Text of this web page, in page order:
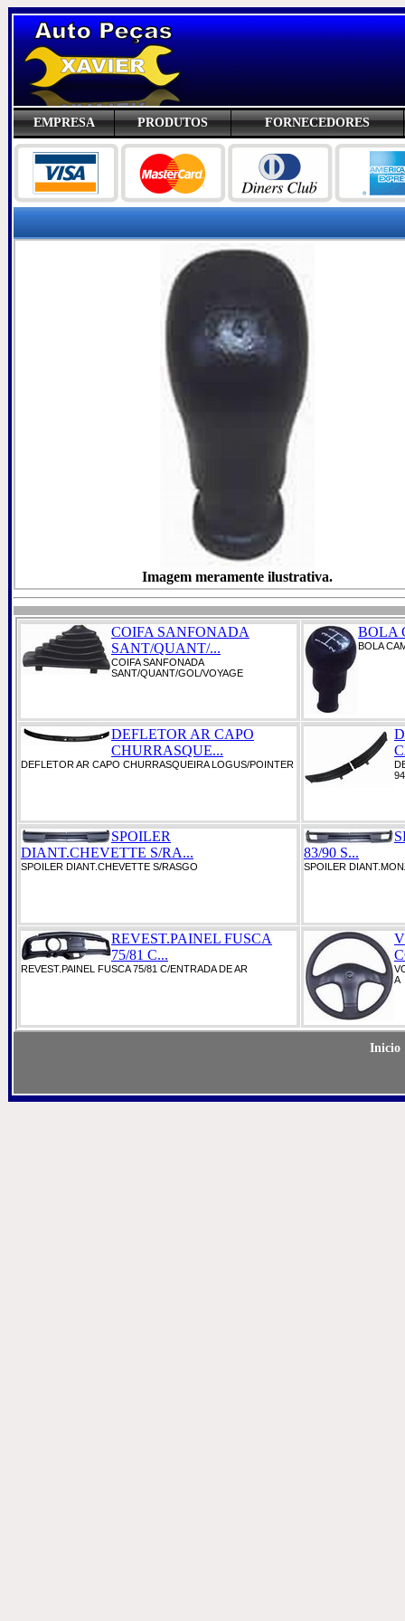
EMPRESA PRODUTOS FORNECEDORES
Imagem meramente ilustrativa.
COIFA SANFONADA
SANT/QUANT/...
COIFA SANFONADA
SANT/QUANT/GOL/VOYAGE
BOLA
BOLA
DEFLETOR AR CAPO
CHURRASQUE...
DEFLETOR AR CAPO CHURRASQUEIRA LOGUS/POINTER
SPOILER
DIANT.CHEVETTE S/RA...
SPOILER DIANT.CHEVETTE S/RASGO
83/90 S...
SPOILER
REVEST.PAINEL FUSCA
75/81 C...
REVEST.PAINEL FUSCA 75/81 C/ENTRADA DE AR
A
Inicio